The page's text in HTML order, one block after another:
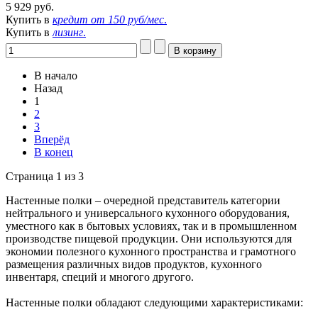
5 929 руб.
Купить в кредит от 150 руб/мес.
Купить в лизинг.
В начало
Назад
1
2
3
Вперёд
В конец
Страница 1 из 3
Настенные полки – очередной представитель категории
нейтрального и универсального кухонного оборудования,
уместного как в бытовых условиях, так и в промышленном
производстве пищевой продукции. Они используются для
экономии полезного кухонного пространства и грамотного
размещения различных видов продуктов, кухонного
инвентаря, специй и многого другого.
Настенные полки обладают следующими характеристиками: